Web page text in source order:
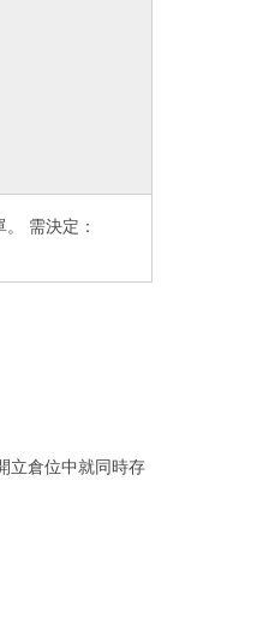
需決定：
立倉位中就同時存